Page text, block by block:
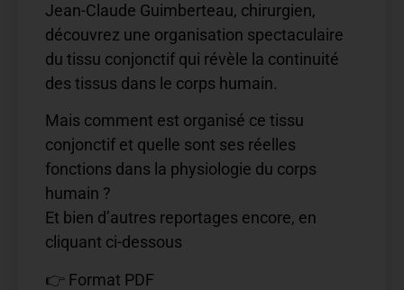
Jean-Claude Guimberteau, chirurgien,
découvrez une organisation spectaculaire
du tissu conjonctif qui révèle la continuité
des tissus dans le corps humain.
Mais comment est organisé ce tissu
conjonctif et quelle sont ses réelles
fonctions dans la physiologie du corps
humain ?
Et bien d’autres reportages encore, en
cliquant ci-dessous
👉 Format PDF